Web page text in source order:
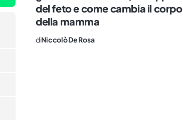
del feto e come cambia il corpo
della mamma
diNiccolò De Rosa